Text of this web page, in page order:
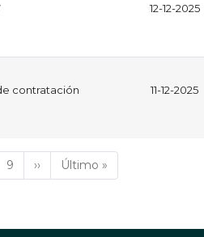
12-12-2025
contratación 11-12-2025
Página
9
Siguiente
página
››
Última
página
Último »